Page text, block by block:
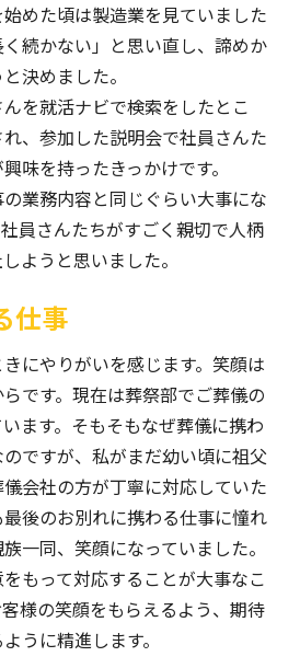
めた頃は製造業を見ていました
続かない」と思い直し、諦めか
決めました。
を就活ナビで検索をしたとこ
、参加した説明会で社員さんた
味を持ったきっかけです。
業務内容と同じぐらい大事にな
員さんたちがすごく親切で人柄
ようと思いました。
仕事
にやりがいを感じます。笑顔は
です。現在は葬祭部でご葬儀の
ます。そもそもなぜ葬儀に携わ
ですが、私がまだ幼い頃に祖父
会社の方が丁寧に対応していた
後のお別れに携わる仕事に憧れ
一同、笑顔になっていました。
もって対応することが大事なこ
様の笑顔をもらえるよう、期待
うに精進します。